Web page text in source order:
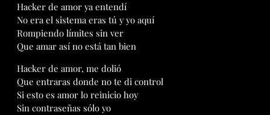
Hacker de amor ya entendí
No era el sistema eras tú y yo aquí
Rompiendo límites sin ver
Que amar así no está tan bien
Hacker de amor, me dolió
Que entraras donde no te di control
Si esto es amor lo reinicio hoy
Sin contraseñas sólo yo